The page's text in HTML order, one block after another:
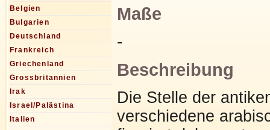
Belgien
Bulgarien
Deutschland
Frankreich
Griechenland
Grossbritannien
Irak
Israel/Palästina
Italien
Maße
-
Beschreibung
Die Stelle der
verschiedene